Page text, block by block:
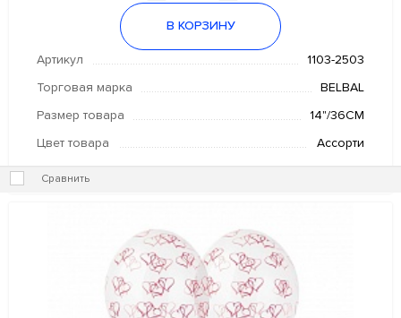
В КОРЗИНУ
Артикул 1103-2503
Торговая марка BELBAL
Размер товара 14"/36СМ
Цвет товара Ассорти
Сравнить